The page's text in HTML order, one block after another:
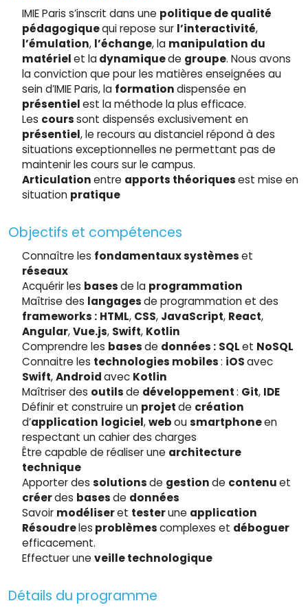
IMIE Paris s’inscrit dans une politique de qualité
pédagogiquequi repose sur l’interactivité,
l’émulation, l’échange, la manipulation du
matérielet ladynamiquede groupe. Nous avons
la conviction que pour les matières enseignées au
sein d’IMIE Paris, la formationdispensée en
présentielest la méthode la plus efficace.
Les courssont dispensés exclusivement en
présentiel, le recours au distanciel répond à des
situations exceptionnelles ne permettant pas de
maintenir les cours sur le campus.
Articulationentre apports théoriquesest mise en
situation pratique
Objectifs et compétences
Connaître les fondamentaux systèmeset
réseaux
Acquérir les basesde la programmation
Maîtrise des langagesde programmation et des
frameworks : HTML, CSS, JavaScript, React,
Angular,Vue.js, Swift, Kotlin
Comprendre les basesde données : SQLet NoSQL
Connaitre les technologies mobiles: iOSavec
Swift,Androidavec Kotlin
Maîtriser des outilsde développement: Git, IDE
Définir et construire un projetde création
d’application logiciel,webousmartphoneen
respectant un cahier des charges
Être capable de réaliser une architecture
technique
Apporter des solutionsde gestionde contenuet
créerdes basesde données
Savoir modéliseret testerune application
Résoudreles problèmescomplexes et déboguer
efficacement.
Effectuer une veille technologique
Détails du programme